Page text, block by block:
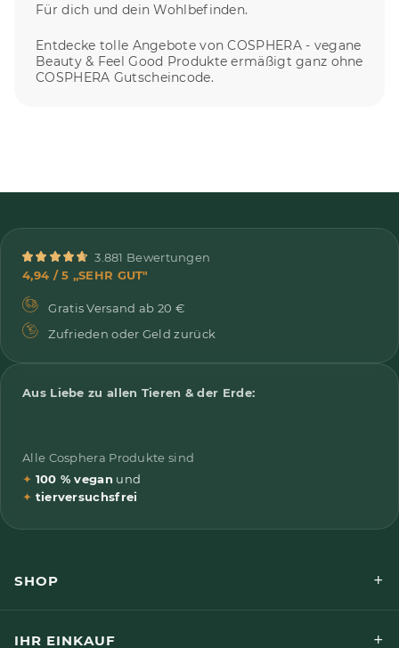
Für dich und dein Wohlbefinden.
Entdecke tolle Angebote von COSPHERA - vegane
Beauty & Feel Good Produkte ermäßigt ganz ohne
COSPHERA Gutscheincode.
3.881 Bewertungen
4,94 / 5 „SEHR GUT"
Gratis Versand ab 20 €
Zufrieden oder Geld zurück
Aus Liebe zu allen Tieren & der Erde:
Alle Cosphera Produkte sind
✦ 100 % vegan und
✦ tierversuchsfrei
SHOP +
IHR EINKAUF +